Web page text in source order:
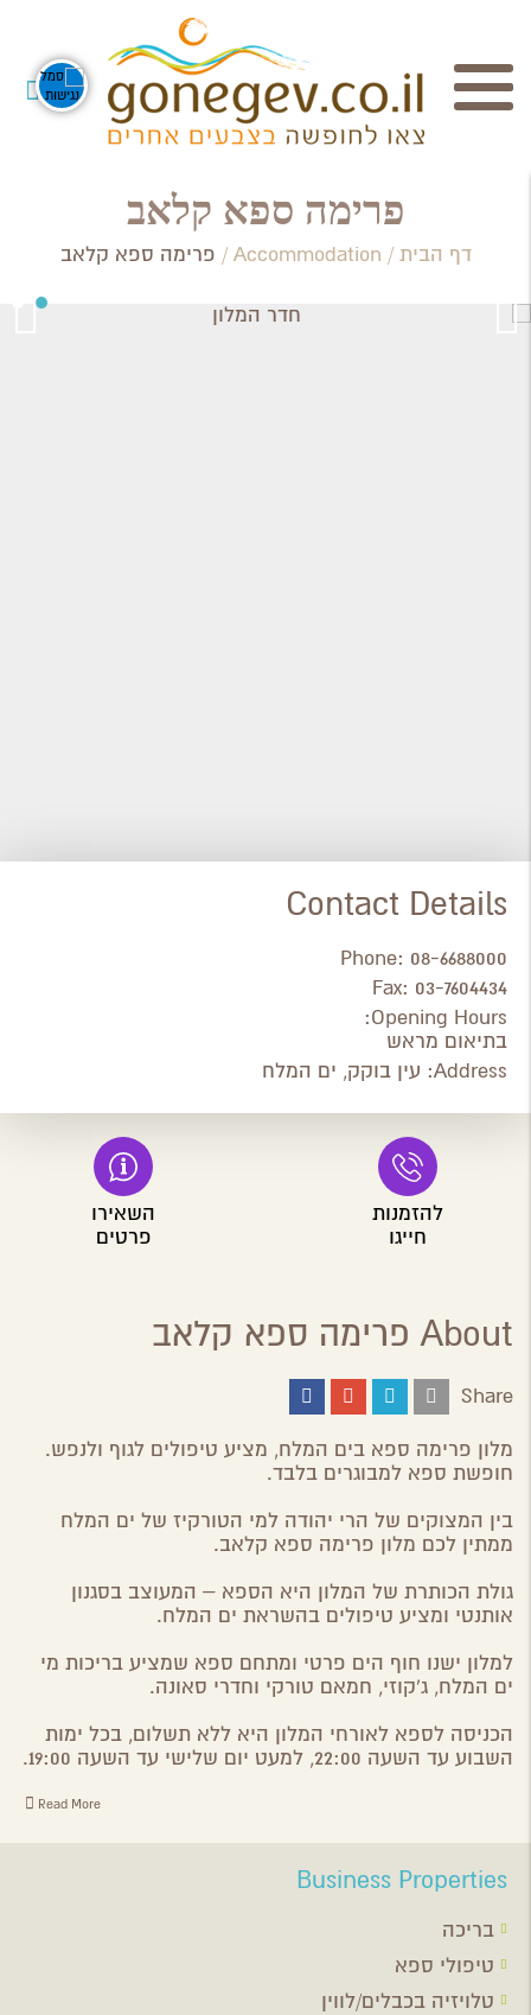
חיפוש
Search Category / Business
פרימה ספא קלאב
דף הבית /
Accommodation
/ פרימה ספא קלאב
Contact Details
Phone: 08-6688000
Fax: 03-7604434
Opening Hours:
בתיאום מראש
Address: עין בוקק, ים המלח
להזמנות
חייגו
השאירו
פרטים
About פרימה ספא קלאב
Share
Email
Twitter
Google
Plus
מלון פרימה ספא בים המלח, מציע טיפולים לגוף ולנפש.
חופשת ספא למבוגרים בלבד.
בין המצוקים של הרי יהודה למי הטורקיז של ים המלח
ממתין לכם מלון פרימה ספא קלאב.
גולת הכותרת של המלון היא הספא – המעוצב בסגנון
אותנטי ומציע טיפולים בהשראת ים המלח.
למלון ישנו חוף הים פרטי ומתחם ספא שמציע בריכות מי
ים המלח, ג'קוזי, חמאם טורקי וחדרי סאונה.
הכניסה לספא לאורחי המלון היא ללא תשלום, בכל ימות
השבוע עד השעה 22:00, למעט יום שלישי עד השעה 19:00.
Read More
Business Properties
בריכה
טיפולי ספא
טלויזיה בכבלים/לווין